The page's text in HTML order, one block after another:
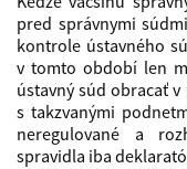
pred správnymi
kontrole ústavného
v tomto období len
ústavný súd obracať
s takzvanými
neregulované a
spravidla iba